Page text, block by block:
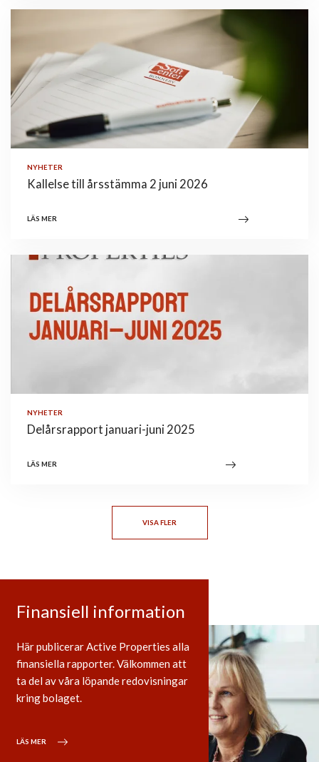
NYHETER
Kallelse till årsstämma 2 juni 2026
LÄS MER
NYHETER
Delårsrapport januari-juni 2025
LÄS MER
VISA FLER
Finansiell information
Här publicerar Active Properties alla
finansiella rapporter. Välkommen att
ta del av våra löpande redovisningar
kring bolaget.
LÄS MER